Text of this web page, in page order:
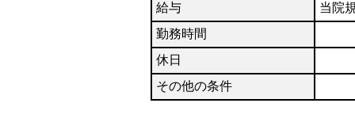
給与
当院
勤務時間
休日
その他の条件